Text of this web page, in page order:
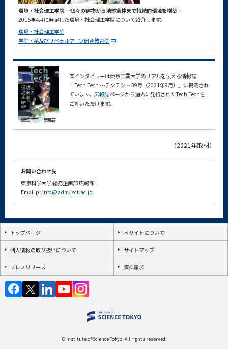
環境・社会理工学院 ―個々の建物から地球全体まで持続的環境を構築―
2016年4月に発足した環境・社会理工学院について紹介します。
環境・社会理工学院
学院・系及びリベラルアーツ研究教育院
本インタビューは東京工業大学のリアルを伝える情報誌
「Tech Tech ～テクテク～ 39号（2021年9月）」に掲載され
ています。 広報誌ページから過去に発行されたTech Techを
ご覧いただけます。
（2021年取材）
お問い合わせ先
東京科学大学総務企画部広報課
Email pr.info@adm.isct.ac.jp
トップページ 本サイトについて
個人情報の取り扱いについて サイトマップ
プレスリリース 資料請求
© Institute of Science Tokyo. All rights reserved.